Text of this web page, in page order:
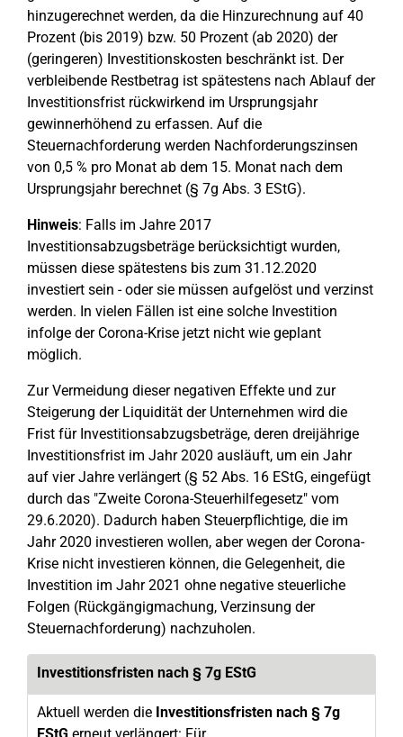
hinzugerechnet werden, da die Hinzurechnung auf 40
Prozent (bis 2019) bzw. 50 Prozent (ab 2020) der
(geringeren) Investitionskosten beschränkt ist. Der
verbleibende Restbetrag ist spätestens nach Ablauf der
Investitionsfrist rückwirkend im Ursprungsjahr
gewinnerhöhend zu erfassen. Auf die
Steuernachforderung werden Nachforderungszinsen
von 0,5 % pro Monat ab dem 15. Monat nach dem
Ursprungsjahr berechnet (§ 7g Abs. 3 EStG).
Hinweis: Falls im Jahre 2017
Investitionsabzugsbeträge berücksichtigt wurden,
müssen diese spätestens bis zum 31.12.2020
investiert sein - oder sie müssen aufgelöst und verzinst
werden. In vielen Fällen ist eine solche Investition
infolge der Corona-Krise jetzt nicht wie geplant
möglich.
Zur Vermeidung dieser negativen Effekte und zur
Steigerung der Liquidität der Unternehmen wird die
Frist für Investitionsabzugsbeträge, deren dreijährige
Investitionsfrist im Jahr 2020 ausläuft, um ein Jahr
auf vier Jahre verlängert (§ 52 Abs. 16 EStG, eingefügt
durch das "Zweite Corona-Steuerhilfegesetz" vom
29.6.2020). Dadurch haben Steuerpflichtige, die im
Jahr 2020 investieren wollen, aber wegen der Corona-
Krise nicht investieren können, die Gelegenheit, die
Investition im Jahr 2021 ohne negative steuerliche
Folgen (Rückgängigmachung, Verzinsung der
Steuernachforderung) nachzuholen.
Investitionsfristen nach § 7g EStG
Aktuell werden die Investitionsfristen nach § 7g